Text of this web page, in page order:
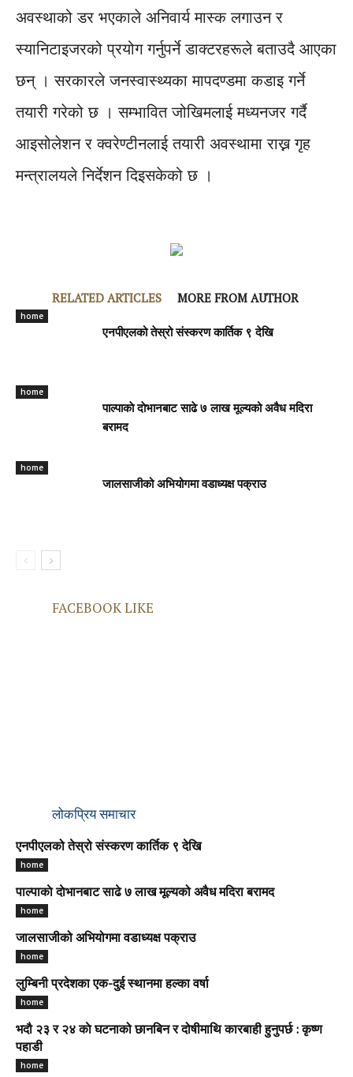
अवस्थाको डर भएकाले अनिवार्य मास्क लगाउन र
स्यानिटाइजरको प्रयोग गर्नुपर्ने डाक्टरहरूले बताउदै आएका
छन् । सरकारले जनस्वास्थ्यका मापदण्डमा कडाइ गर्ने
तयारी गरेको छ । सम्भावित जोखिमलाई मध्यनजर गर्दै
आइसोलेशन र क्वरेण्टीनलाई तयारी अवस्थामा राख्न गृह
मन्त्रालयले निर्देशन दिइसकेको छ ।
RELATED ARTICLES MORE FROM AUTHOR
home
एनपीएलको तेस्रो संस्करण कार्तिक ९ देखि
home
पाल्पाकाे दाेभानबाट साढे ७ लाख मूल्यको अवैध मदिरा
बरामद
home
जालसाजीको अभियोगमा वडाध्यक्ष पक्राउ
FACEBOOK LIKE
लोकप्रिय समाचार
एनपीएलको तेस्रो संस्करण कार्तिक ९ देखि
home
पाल्पाकाे दाेभानबाट साढे ७ लाख मूल्यको अवैध मदिरा बरामद
home
जालसाजीको अभियोगमा वडाध्यक्ष पक्राउ
home
लुम्बिनी प्रदेशका एक-दुई स्थानमा हल्का वर्षा
home
भदौ २३ र २४ काे घटनाको छानबिन र दोषीमाथि कारबाही हुनुपर्छ : कृष्ण
पहाडी
home